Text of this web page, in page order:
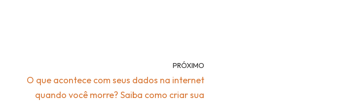
PRÓXIMO
O que acontece com seus dados na internet
quando você morre? Saiba como criar sua